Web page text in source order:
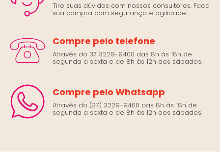
Tire suas dúvidas com nossos consultores. Faça
sua compra com segurança e agilidade.
Compre pelo telefone
Através do 37 3229-9400 das 8h às 18h de
segunda a sexta e de 8h às 12h aos sábados.
Compre pelo Whatsapp
Através do (37) 3229-9400 das 8h às 18h de
segunda a sexta e de 8h às 12h aos sábados.